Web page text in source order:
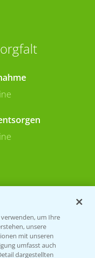
1
um Ihre
unsere
mit unseren
umfasst auch
dargestellten